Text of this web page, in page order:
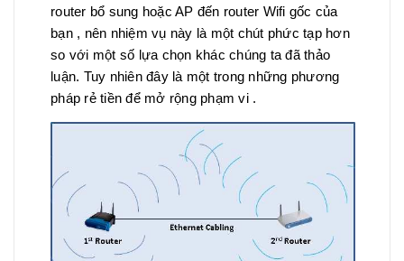
router bổ sung hoặc AP đến router Wifi gốc của
bạn , nên nhiệm vụ này là một chút phức tạp hơn
so với một số lựa chọn khác chúng ta đã thảo
luận. Tuy nhiên đây là một trong những phương
pháp rẻ tiền để mở rộng phạm vi .